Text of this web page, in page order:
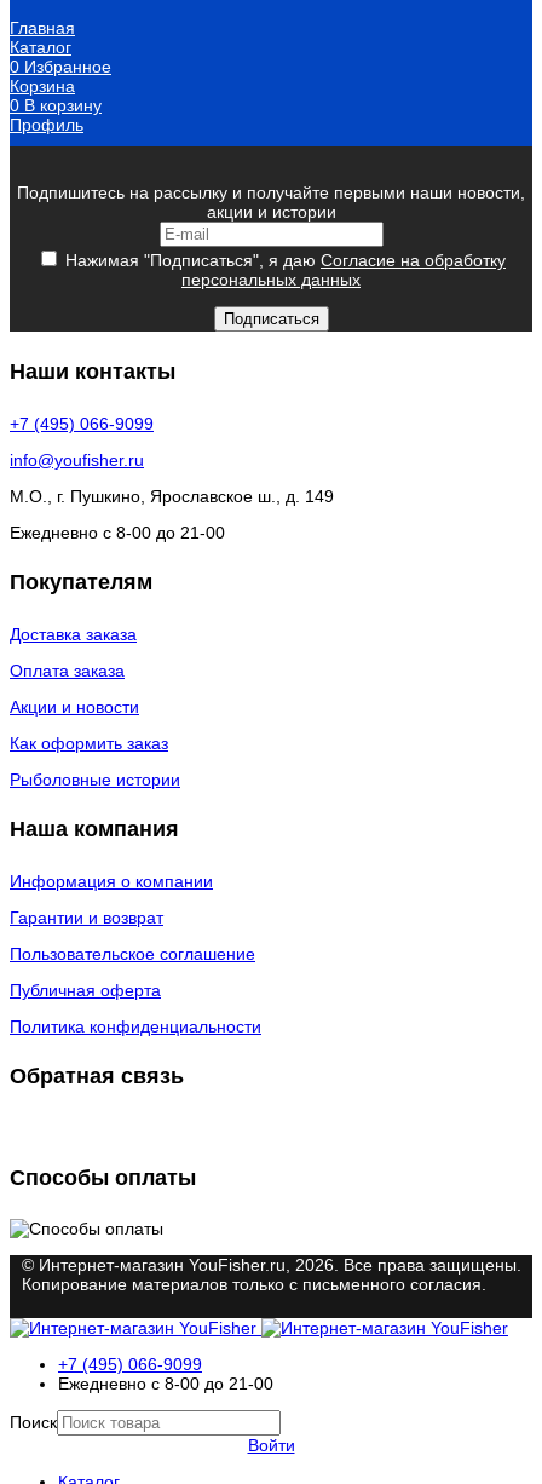
Главная
Каталог
0 Избранное
Корзина
0 В корзину
Профиль
Подпишитесь на рассылку и получайте первыми наши новости,
акции и истории
Нажимая "Подписаться", я даю Согласие на обработку
персональных данных
Подписаться
Наши контакты
+7 (495) 066-9099
info@youfisher.ru
М.О., г. Пушкино, Ярославское ш., д. 149
Ежедневно с 8-00 до 21-00
Покупателям
Доставка заказа
Оплата заказа
Акции и новости
Как оформить заказ
Рыболовные истории
Наша компания
Информация о компании
Гарантии и возврат
Пользовательское соглашение
Публичная оферта
Политика конфиденциальности
Обратная связь
Способы оплаты
© Интернет-магазин YouFisher.ru, 2026. Все права защищены.
Копирование материалов только с письменного согласия.
+7 (495) 066-9099
Ежедневно с 8-00 до 21-00
Поиск
Войти